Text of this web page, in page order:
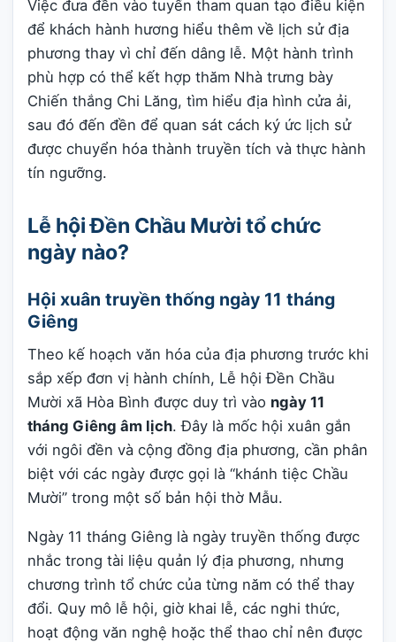
Việc đưa đền vào tuyến tham quan tạo điều kiện
để khách hành hương hiểu thêm về lịch sử địa
phương thay vì chỉ đến dâng lễ. Một hành trình
phù hợp có thể kết hợp thăm Nhà trưng bày
Chiến thắng Chi Lăng, tìm hiểu địa hình cửa ải,
sau đó đến đền để quan sát cách ký ức lịch sử
được chuyển hóa thành truyền tích và thực hành
tín ngưỡng.
Lễ hội Đền Chầu Mười tổ chức
ngày nào?
Hội xuân truyền thống ngày 11 tháng
Giêng
Theo kế hoạch văn hóa của địa phương trước khi
sắp xếp đơn vị hành chính, Lễ hội Đền Chầu
Mười xã Hòa Bình được duy trì vào ngày 11
tháng Giêng âm lịch. Đây là mốc hội xuân gắn
với ngôi đền và cộng đồng địa phương, cần phân
biệt với các ngày được gọi là “khánh tiệc Chầu
Mười” trong một số bản hội thờ Mẫu.
Ngày 11 tháng Giêng là ngày truyền thống được
nhắc trong tài liệu quản lý địa phương, nhưng
chương trình tổ chức của từng năm có thể thay
đổi. Quy mô lễ hội, giờ khai lễ, các nghi thức,
hoạt động văn nghệ hoặc thể thao chỉ nên được